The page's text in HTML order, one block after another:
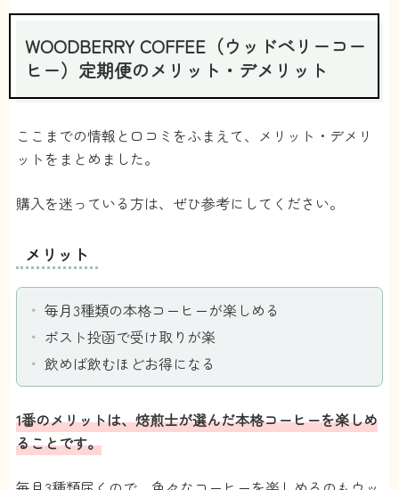
苦手で、届くと消費するのが大変です(-_-;)
苦手な味や香りは届かないようにできる機能が
ほしいですね、、
paaamiさん
WOODBERRY COFFEE（ウッドベリーコー
ヒー）定期便のメリット・デメリット
ここまでの情報と口コミをふまえて、メリット・デメリ
ットをまとめました。
購入を迷っている方は、ぜひ参考にしてください。
メリット
毎月3種類の本格コーヒーが楽しめる
ポスト投函で受け取りが楽
飲めば飲むほどお得になる
1番のメリットは、焙煎士が選んだ本格コーヒーを楽しめ
ることです。